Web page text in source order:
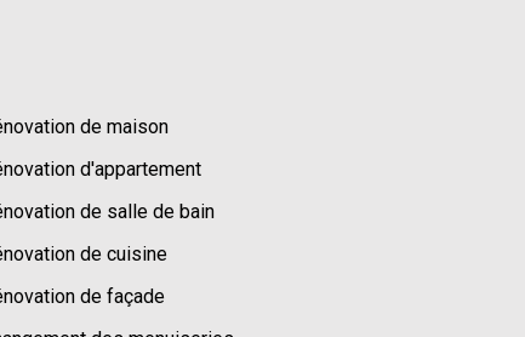
de maison
d'appartement
de salle de bain
de cuisine
de façade